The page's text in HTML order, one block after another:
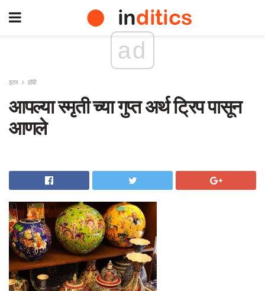
ad
इतर हॉबी
आपल्या स्मृती च्या गुप्त अर्थ ट्रिप पासून
आणले